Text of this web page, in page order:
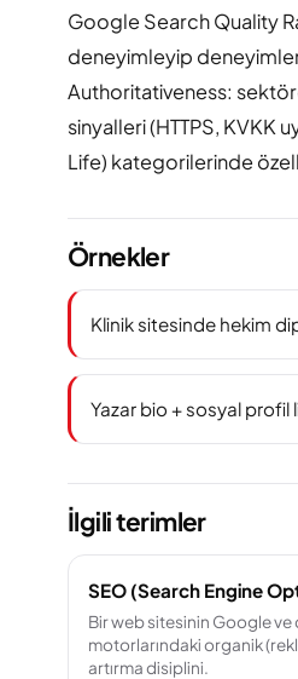
Google Search Quality
deneyimleyip
Authoritativeness:
sinyalleri (HTTPS, KVKK
Life) kategorilerinde
Örnekler
Klinik sitesinde hekim
Yazar bio + sosyal profil
İlgili terimler
SEO (Search Engine
Bir web sitesinin Google ve
motorlarındaki organik
artırma disiplini.